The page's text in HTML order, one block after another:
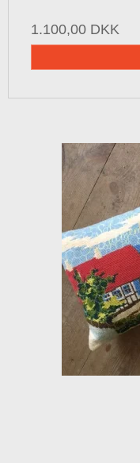
1.100,00 DKK